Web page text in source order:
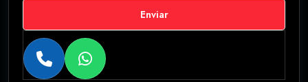
Enviar